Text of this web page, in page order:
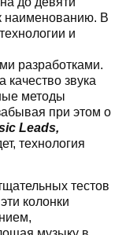
наименованию. В
и
разработками.
звука
методы
при этом о
Leads,
технология
тестов
колонки